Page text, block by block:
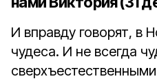
И вправду говорят, в
чудеса. И не всегда